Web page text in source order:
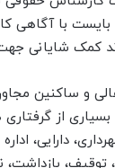
بایست با آگاهی
کمک شایانی
و ساکنین
از
دارایی،
بازداشت،